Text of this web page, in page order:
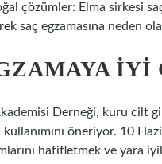
çözümler: Elma sirkesi
saç egzamasına neden
IYI
Derneği, kuru cilt
öneriyor. 10
hafifletmek ve yara